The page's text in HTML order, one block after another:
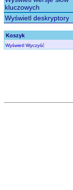
kluczowych
Wyświetl deskryptory
Koszyk
Wyświetl Wyczyść